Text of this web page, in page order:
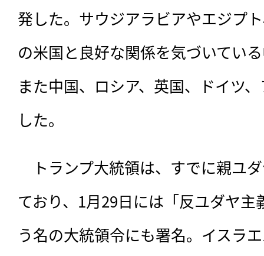
発した。サウジアラビアやエジプ
の米国と良好な関係を気づいてい
また中国、ロシア、英国、ドイツ
した。
トランプ大統領は、すでに親ユ
ており、1月29日には「反ユダヤ
う名の大統領令にも署名。イスラ